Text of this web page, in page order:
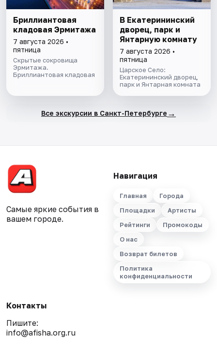
Бриллиантовая
кладовая Эрмитажа
7 августа 2026 •
пятница
Скрытые сокровища
Эрмитажа.
Бриллиантовая кладовая
В Екатерининский
дворец, парк и
Янтарную комнату
7 августа 2026 •
пятница
Царское Село:
Екатерининский дворец,
парк и Янтарная комната
Все экскурсии в Санкт-Петербурге →
Самые яркие события в
вашем городе.
Навигация
Главная
Города
Площадки
Артисты
Рейтинги
Промокоды
О нас
Возврат билетов
Политика
конфиденциальности
Контакты
Пишите:
info@afisha.org.ru